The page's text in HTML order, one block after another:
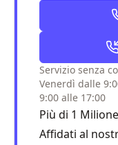
Servizio senza
Venerdì dalle
9:00 alle 17:00
Più di 1
Affidati al